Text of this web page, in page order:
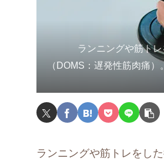
ランニングや筋ト
（DOMS：遅発性筋肉痛
ランニングや筋トレをし